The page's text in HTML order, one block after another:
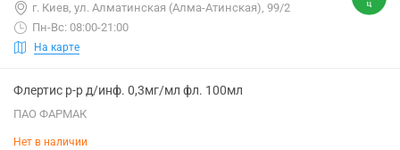
г. Киев, ул. Алматинская (Алма-Атинская), 99/2
Пн-Вс: 08:00-21:00
На карте
Флертис р-р д/инф. 0,3мг/мл фл. 100мл
ПАО ФАРМАК
Нет в наличии